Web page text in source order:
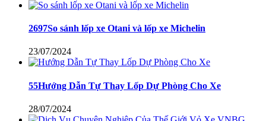
2697So sánh lốp xe Otani và lốp xe Michelin
23/07/2024
55Hướng Dẫn Tự Thay Lốp Dự Phòng Cho Xe
28/07/2024